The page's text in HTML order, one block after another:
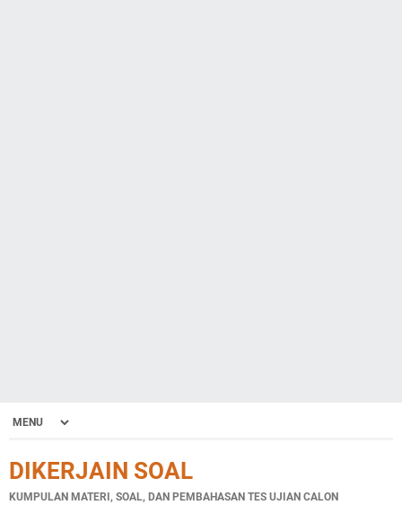
DIKERJAIN SOAL
KUMPULAN MATERI, SOAL, DAN PEMBAHASAN TES UJIAN CALON